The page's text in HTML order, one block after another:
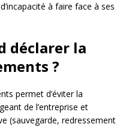
à faire face à ses
déclarer la
?
permet d’éviter la
de l’entreprise et
(sauvegarde, redressement